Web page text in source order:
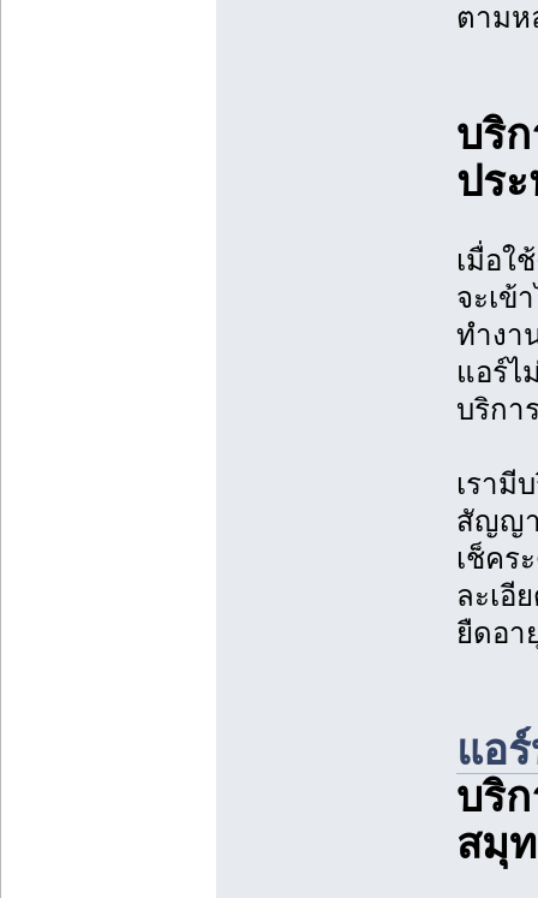
ตามห
บริ
ปร
เมื่อใ
จะเข้
ทำงา
แอร์ไ
บริกา
เรามี
สัญญา
เช็คร
ละเอี
ยืดอา
แอ
บริ
สมุ